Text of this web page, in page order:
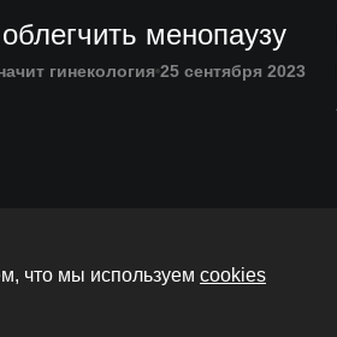
менопаузу
гинекология 25 сентября 2023
что мы используем cookies